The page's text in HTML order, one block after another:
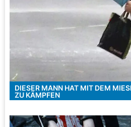
DIESER MANN HAT MIT DEM
ZU KÄMPFEN